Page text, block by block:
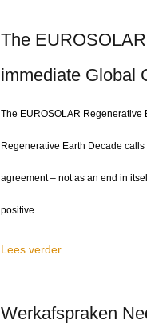
The
immediate Global
The EUROSOLAR Regenerative
Regenerative Earth Decade
agreement – not as an end in
positive
Lees verder
Werkafspraken